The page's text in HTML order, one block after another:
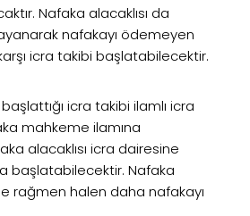
Nafaka alacaklısı da
nafakayı ödemeyen
icra takibi başlatabilecektir.
başlattığı icra takibi ilamlı icra
mahkeme ilamına
alacaklısı icra dairesine
başlatabilecektir. Nafaka
rağmen halen daha nafakayı